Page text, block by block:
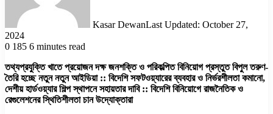
Kasar DewanLast Updated: October 27,
2024
0 185 6 minutes read
তথ্যপ্রযুক্তি খাতে প্রয়োজন দক্ষ জনশক্তি ও পরিকল্পিত বিনিয়োগ প্রস্তুত বিপুল তরুণ-
তৈরি হচ্ছে নতুন নতুন আইডিয়া :: বিদেশি সফটওয়্যারের ব্যবহার ও নির্ভরশীলতা কমানো,
দেশীয় হার্ডওয়্যার শিল্প স্থাপনে সহায়তার দাবি :: বিদেশি বিনিয়োগে রাজনৈতিক ও
রেগুলেশনের স্থিতিশীলতা চান উদ্যোক্তারা